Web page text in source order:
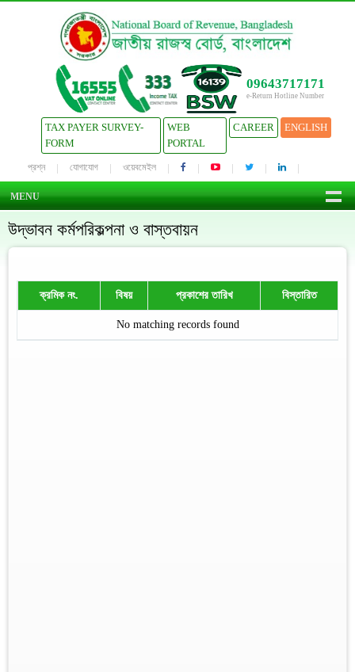
09643717171
e-Return Hotline Number
TAX PAYER SURVEY-
FORM
WEB
PORTAL
CAREER ENGLISH
প্রশ্ন যোগাযোগ ওয়েবমেইল
MENU
উদ্ভাবন কর্মপরিকল্পনা ও বাস্তবায়ন
ক্রমিক নং. বিষয় প্রকাশের তারিখ বিস্তারিত
No matching records found